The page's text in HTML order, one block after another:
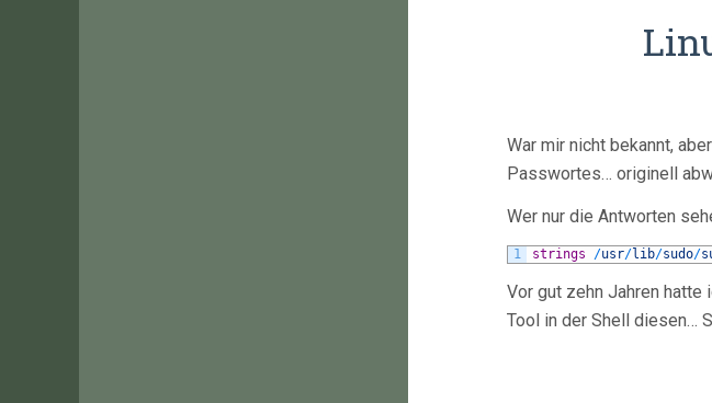
War mir nicht bekannt,
Passwortes… originell
Wer nur die Antworten
1 strings /usr/lib/sudo/
Vor gut zehn Jahren hatte
Tool in der Shell diesen…